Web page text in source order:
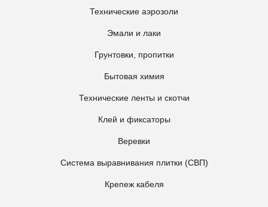
Технические аэрозоли
Эмали и лаки
Грунтовки, пропитки
Бытовая химия
Технические ленты и скотчи
Клей и фиксаторы
Веревки
Система выравнивания плитки (СВП)
Крепеж кабеля